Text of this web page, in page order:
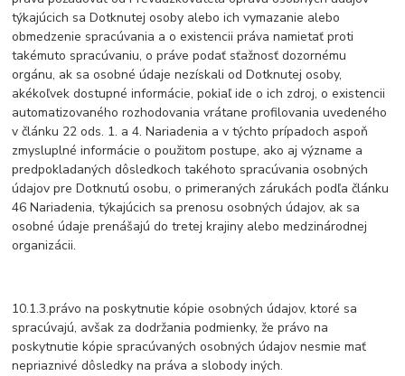
týkajúcich sa Dotknutej osoby alebo ich vymazanie alebo
obmedzenie spracúvania a o existencii práva namietať proti
takémuto spracúvaniu, o práve podať sťažnosť dozornému
orgánu, ak sa osobné údaje nezískali od Dotknutej osoby,
akékoľvek dostupné informácie, pokiaľ ide o ich zdroj, o existencii
automatizovaného rozhodovania vrátane profilovania uvedeného
v článku 22 ods. 1. a 4. Nariadenia a v týchto prípadoch aspoň
zmysluplné informácie o použitom postupe, ako aj význame a
predpokladaných dôsledkoch takéhoto spracúvania osobných
údajov pre Dotknutú osobu, o primeraných zárukách podľa článku
46 Nariadenia, týkajúcich sa prenosu osobných údajov, ak sa
osobné údaje prenášajú do tretej krajiny alebo medzinárodnej
organizácii.
10.1.3.právo na poskytnutie kópie osobných údajov, ktoré sa
spracúvajú, avšak za dodržania podmienky, že právo na
poskytnutie kópie spracúvaných osobných údajov nesmie mať
nepriaznivé dôsledky na práva a slobody iných.